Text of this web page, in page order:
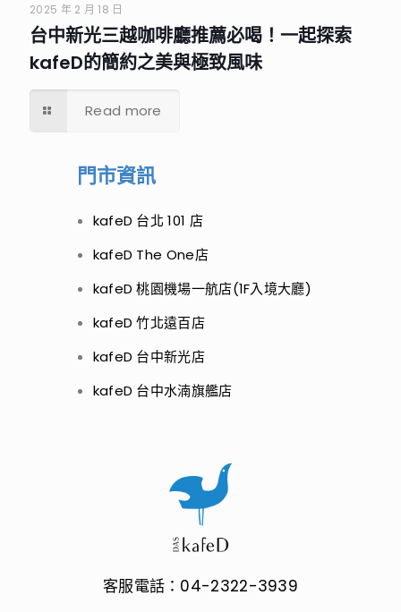
2025 年 2 月 18 日
台中新光三越咖啡廳推薦必喝！一起探索
kafeD的簡約之美與極致風味
Read more
門市資訊
kafeD 台北 101 店
kafeD The One店
kafeD 桃園機場一航店(1F入境大廳)
kafeD 竹北遠百店
kafeD 台中新光店
kafeD 台中水湳旗艦店
客服電話：04-2322-3939